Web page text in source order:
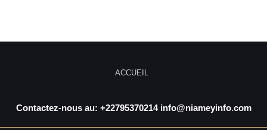
ACCUEIL
Contactez-nous au: +22795370214 info@niameyinfo.com